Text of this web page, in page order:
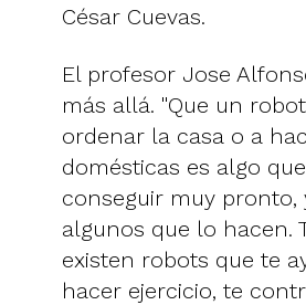
César Cuevas.
El profesor Jose
más allá. "Que un
ordenar la casa o a
domésticas es algo
conseguir muy pronto,
algunos que lo hacen.
existen robots que te
hacer ejercicio, te